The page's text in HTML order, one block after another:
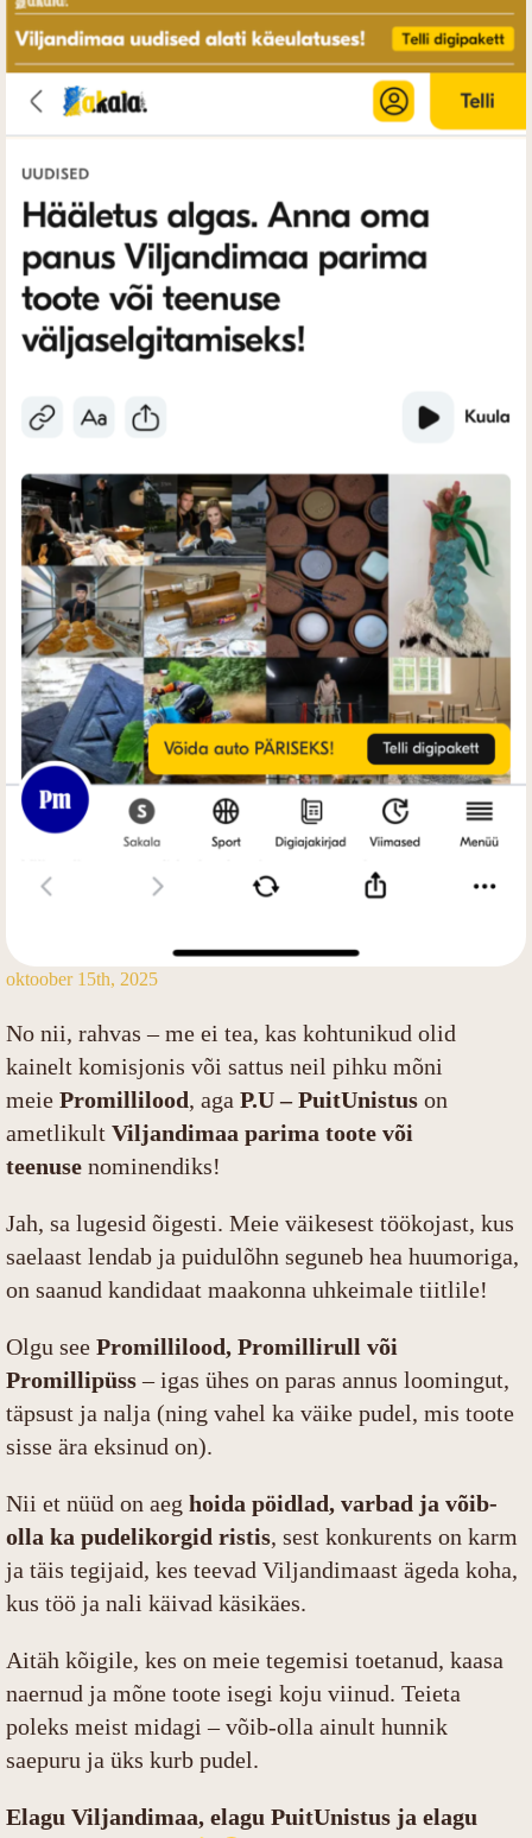
oktoober 15th, 2025
No nii, rahvas – me ei tea, kas kohtunikud olid
kainelt komisjonis või sattus neil pihku mõni
meie Promillilood, aga P.U – PuitUnistus on
ametlikult Viljandimaa parima toote või
teenuse nominendiks!
Jah, sa lugesid õigesti. Meie väikesest töökojast, kus
saelaast lendab ja puidulõhn seguneb hea huumoriga,
on saanud kandidaat maakonna uhkeimale tiitlile!
Olgu see Promillilood, Promillirull või
Promillipüss– igas ühes on paras annus loomingut,
täpsust ja nalja (ning vahel ka väike pudel, mis toote
sisse ära eksinud on).
Nii et nüüd on aeg hoida pöidlad, varbad ja võib-
olla ka pudelikorgid ristis, sest konkurents on karm
ja täis tegijaid, kes teevad Viljandimaast ägeda koha,
kus töö ja nali käivad käsikäes.
Aitäh kõigile, kes on meie tegemisi toetanud, kaasa
naernud ja mõne toote isegi koju viinud. Teieta
poleks meist midagi – võib-olla ainult hunnik
saepuru ja üks kurb pudel.
Elagu Viljandimaa, elagu PuitUnistus ja elagu